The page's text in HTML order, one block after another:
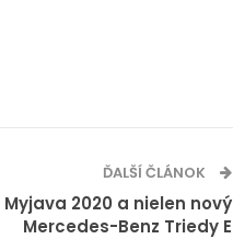
ĎALŠÍ ČLÁNOK
Myjava 2020 a nielen nový
Mercedes-Benz Triedy E